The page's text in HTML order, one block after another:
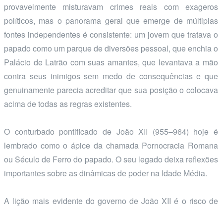
provavelmente misturavam crimes reais com exageros
políticos, mas o panorama geral que emerge de múltiplas
fontes independentes é consistente: um jovem que tratava o
papado como um parque de diversões pessoal, que enchia o
Palácio de Latrão com suas amantes, que levantava a mão
contra seus inimigos sem medo de consequências e que
genuinamente parecia acreditar que sua posição o colocava
acima de todas as regras existentes.
O conturbado pontificado de João XII (955–964) hoje é
lembrado como o ápice da chamada Pornocracia Romana
ou Século de Ferro do papado. O seu legado deixa reflexões
importantes sobre as dinâmicas de poder na Idade Média.
A lição mais evidente do governo de João XII é o risco de